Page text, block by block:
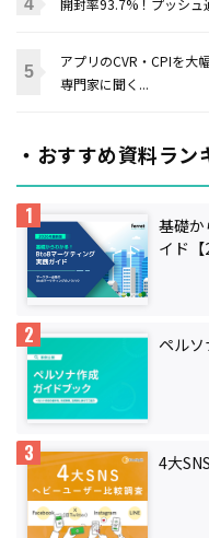
開封率93.7%！プッシュ
アプリのCVR・CPIを大
専門家に聞く...
・おすすめ資料ラン
基礎
イド【
ペル
4大